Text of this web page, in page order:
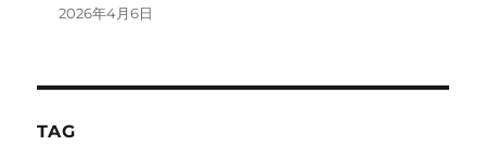
2026年4月6日
TAG